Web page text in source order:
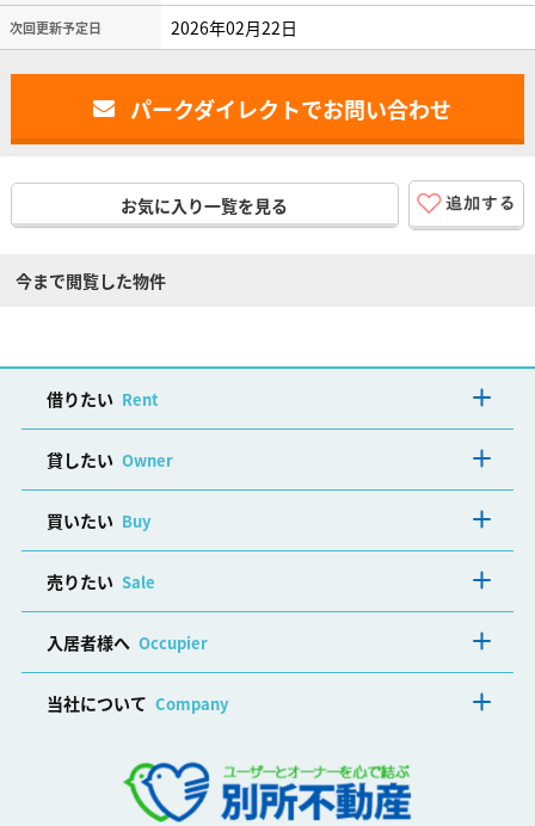
次回更新予定日 2026年02月22日
パークダイレクトでお問い合わせ
お気に入り一覧を見る
今まで閲覧した物件
借りたい Rent
貸したい Owner
買いたい Buy
売りたい Sale
入居者様へ Occupier
当社について Company